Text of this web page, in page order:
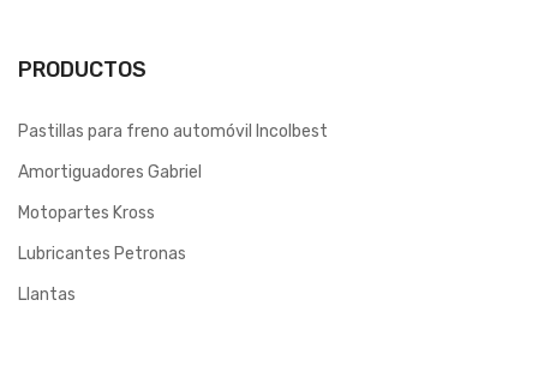
PRODUCTOS
Pastillas para freno automóvil Incolbest
Amortiguadores Gabriel
Motopartes Kross
Lubricantes Petronas
Llantas